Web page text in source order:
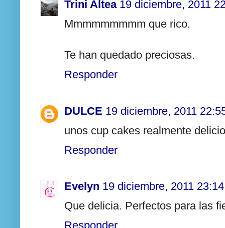
Trini Altea 19 diciembre, 2011
Mmmmmmmmm que rico.
Te han quedado preciosas.
Responder
DULCE 19 diciembre, 2011
unos cup cakes realmente
Responder
Evelyn 19 diciembre, 2011 23:14
Que delicia. Perfectos para las
Responder